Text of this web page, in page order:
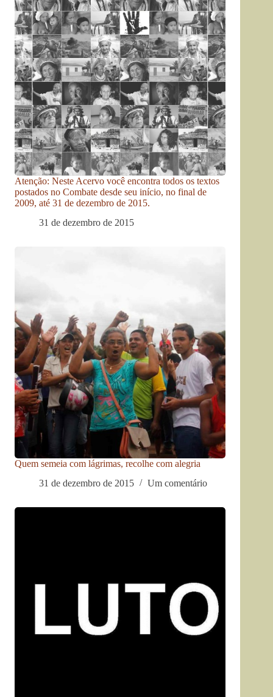
Atenção: Neste Acervo você encontra todos os textos
postados no Combate desde seu início, no final de
2009, até 31 de dezembro de 2015.
31 de dezembro de 2015
Quem semeia com lágrimas, recolhe com alegria
31 de dezembro de 2015
Um comentário